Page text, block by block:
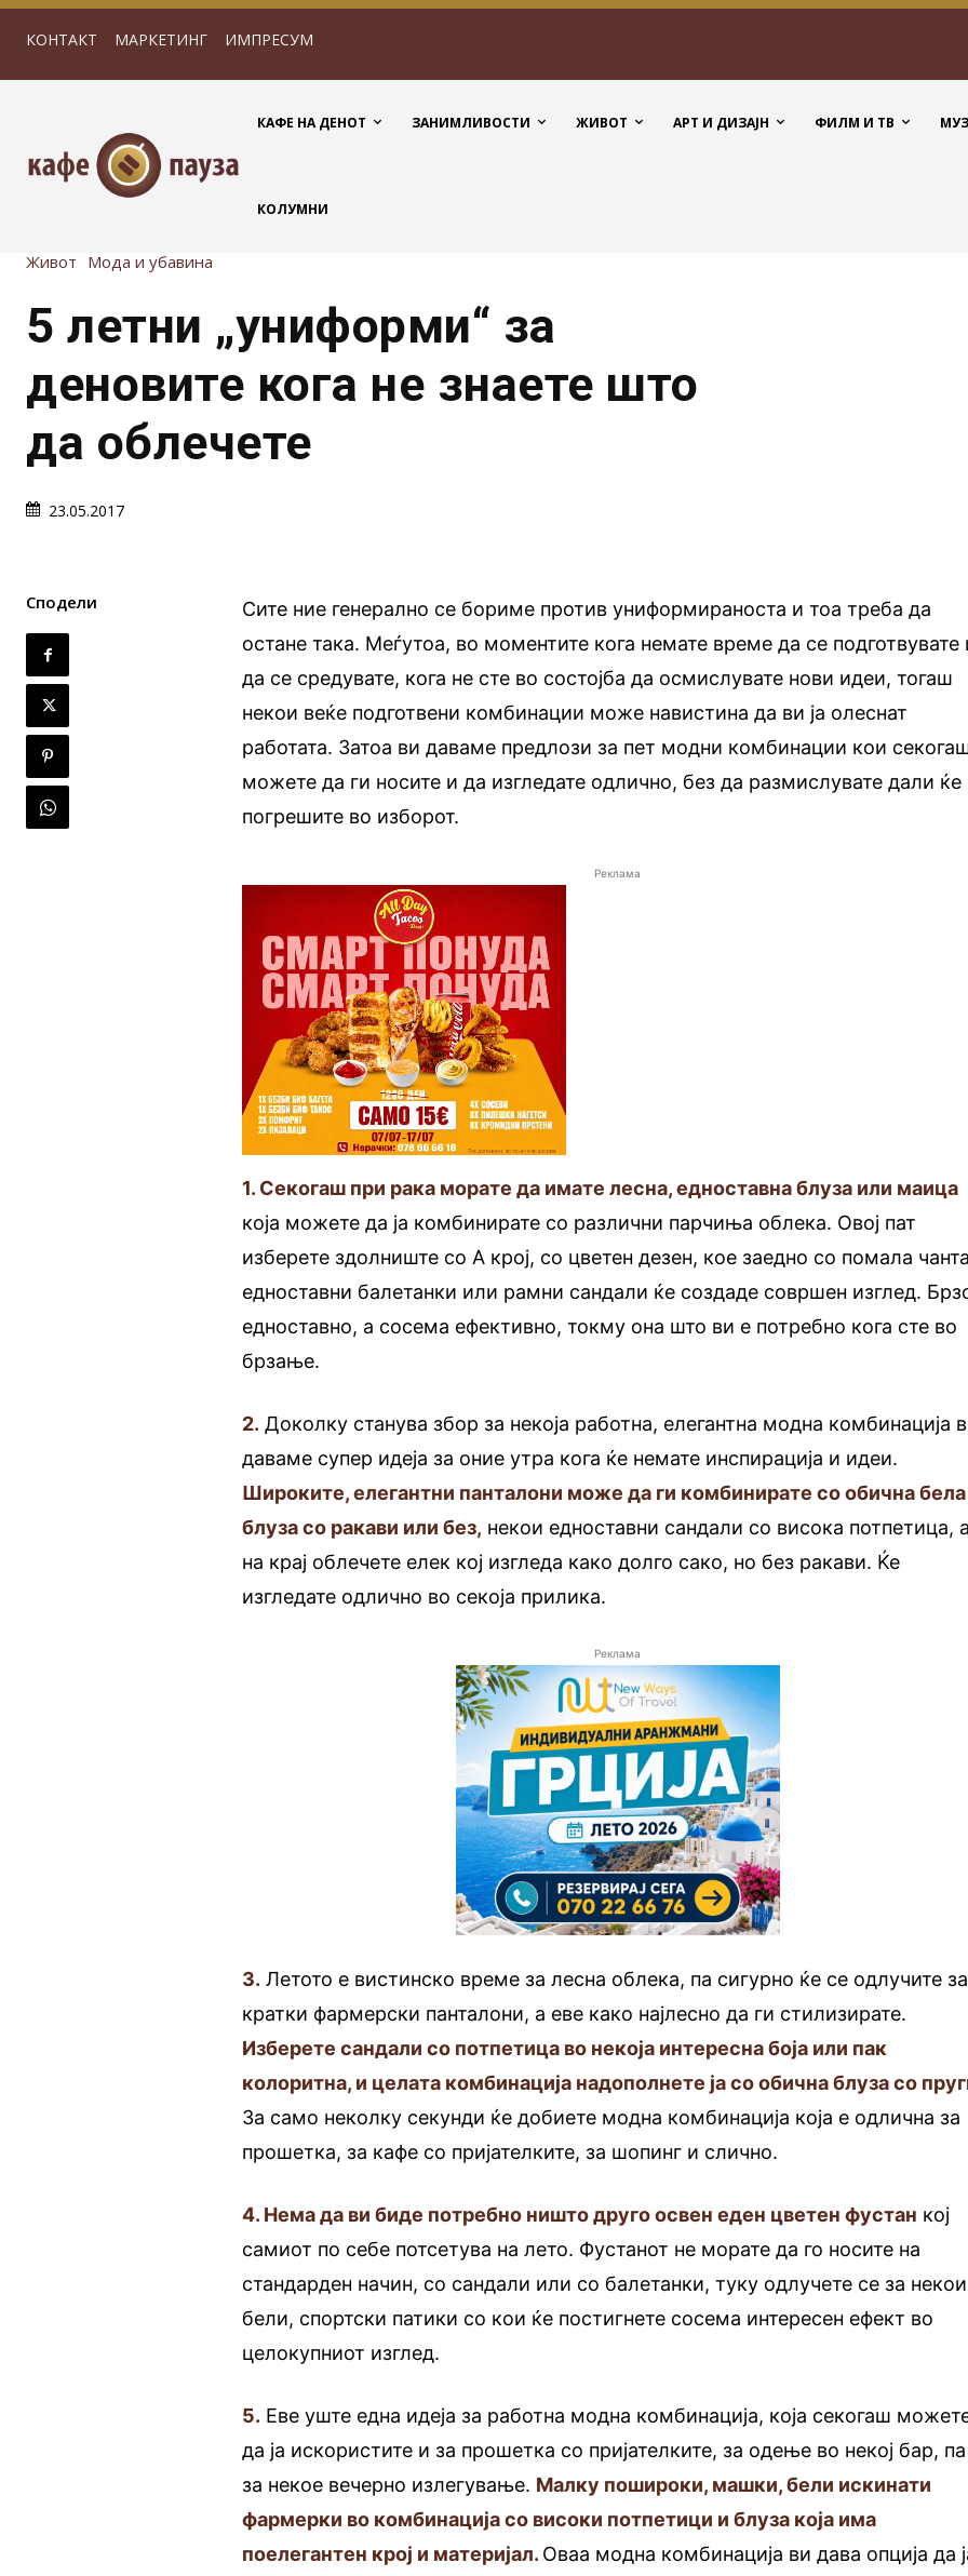
КОНТАКТ МАРКЕТИНГ ИМПРЕСУМ
КАФЕ НА ДЕНОТ ЗАНИМЛИВОСТИ ЖИВОТ АРТ И ДИЗАЈН ФИЛМ И ТВ
КОЛУМНИ
Живот Мода и убавина
5 летни „униформи“ за
деновите кога не знаете што
да облечете
23.05.2017
Сподели
Сите ние генерално се бориме против униформираноста и тоа треба да
остане така. Меѓутоа, во моментите кога немате време да се подготвувате
да се средувате, кога не сте во состојба да осмислувате нови идеи, тогаш
некои веќе подготвени комбинации може навистина да ви ја олеснат
работата. Затоа ви даваме предлози за пет модни комбинации кои
можете да ги носите и да изгледате одлично, без да размислувате дали ќе
погрешите во изборот.
Реклама
1. Секогаш при рака морате да имате лесна, едноставна блуза или маица
која можете да ја комбинирате со различни парчиња облека. Овој пат
изберете здолниште со А крој, со цветен дезен, кое заедно со помала
едноставни балетанки или рамни сандали ќе создаде совршен изглед.
едноставно, а сосема ефективно, токму она што ви е потребно кога сте во
брзање.
2. Доколку станува збор за некоја работна, елегантна модна комбинација
даваме супер идеја за оние утра кога ќе немате инспирација и идеи.
Широките, елегантни панталони може да ги комбинирате со обична бела
блуза со ракави или без, некои едноставни сандали со висока потпетица,
на крај облечете елек кој изгледа како долго сако, но без ракави. Ќе
изгледате одлично во секоја прилика.
Реклама
3. Летото е вистинско време за лесна облека, па сигурно ќе се одлучите за
кратки фармерски панталони, а еве како најлесно да ги стилизирате.
Изберете сандали со потпетица во некоја интересна боја или пак
колоритна, и целата комбинација надополнете ја со обична блуза со
За само неколку секунди ќе добиете модна комбинација која е одлична за
прошетка, за кафе со пријателките, за шопинг и слично.
4. Нема да ви биде потребно ништо друго освен еден цветен фустан кој
самиот по себе потсетува на лето. Фустанот не морате да го носите на
стандарден начин, со сандали или со балетанки, туку одлучете се за некои
бели, спортски патики со кои ќе постигнете сосема интересен ефект во
целокупниот изглед.
5. Еве уште една идеја за работна модна комбинација, која секогаш
да ја искористите и за прошетка со пријателките, за одење во некој бар,
за некое вечерно излегување. Малку пошироки, машки, бели искинати
фармерки во комбинација со високи потпетици и блуза која има
поелегантен крој и материјал. Оваа модна комбинација ви дава опција да